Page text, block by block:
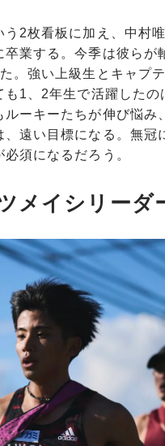
2枚看板に加え、中村
業する。今季は彼らが
。強い上級生とキャプ
1、2年生で活躍したの
ーキーたちが伸び悩み
遠い目標になる。無冠
須になるだろう。
メイシリーダ